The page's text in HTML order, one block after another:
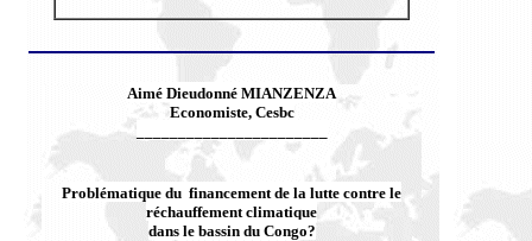
Aimé Dieudonné MIANZENZA
Economiste, Cesbc
Problématique du financement de la lutte contre le
réchauffement climatique
dans le bassin du Congo?